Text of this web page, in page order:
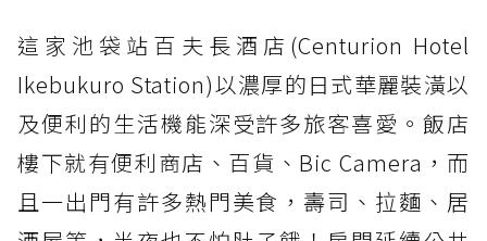
這家池袋站百夫長酒店(Centurion Hotel
Ikebukuro Station)以濃厚的日式華麗裝潢以
及便利的生活機能深受許多旅客喜愛。飯店
樓下就有便利商店、百貨、Bic Camera，而
且一出門有許多熱門美食，壽司、拉麵、居